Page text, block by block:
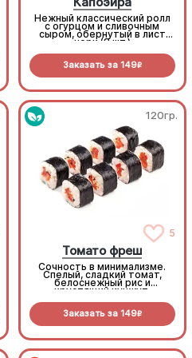
Нежный классический ролл
с огурцом и сливочным
сыром, обернутый в лист
нори (8 шт.)
Заказать за 149R
120гр.
5
Томато фреш
Сочность в минимализме.
Спелый, сладкий томат,
белоснежный рис и
хрустящий кунжут.
заряжает витаминами
Заказать за 149R